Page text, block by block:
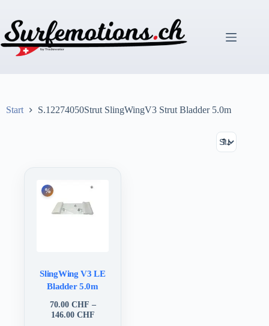
springen
Start S.12274050Strut SlingWingV3 Strut Bladder 5.0m
SlingWing V3 LE
Bladder 5.0m
70.00 CHF –
146.00 CHFPreisspanne: